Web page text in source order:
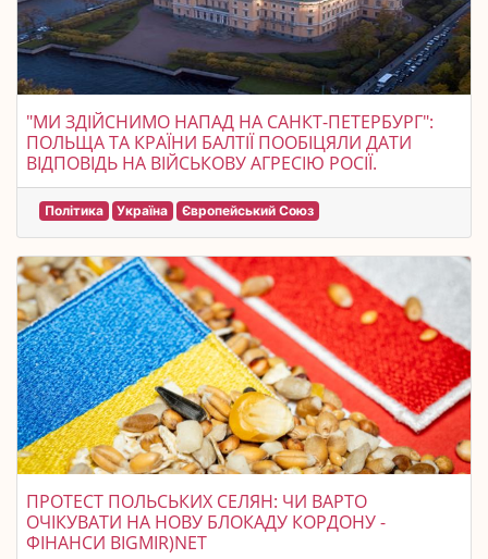
"МИ ЗДІЙСНИМО НАПАД НА САНКТ-ПЕТЕРБУРГ":
ПОЛЬЩА ТА КРАЇНИ БАЛТІЇ ПООБІЦЯЛИ ДАТИ
ВІДПОВІДЬ НА ВІЙСЬКОВУ АГРЕСІЮ РОСІЇ.
Політика Україна Європейський Союз
ПРОТЕСТ ПОЛЬСЬКИХ СЕЛЯН: ЧИ ВАРТО
ОЧІКУВАТИ НА НОВУ БЛОКАДУ КОРДОНУ -
ФІНАНСИ BIGMIR)NET